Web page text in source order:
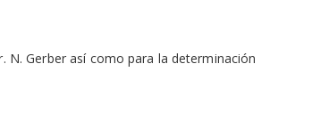
Gerber así como para la determinación